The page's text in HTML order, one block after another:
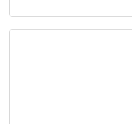
5